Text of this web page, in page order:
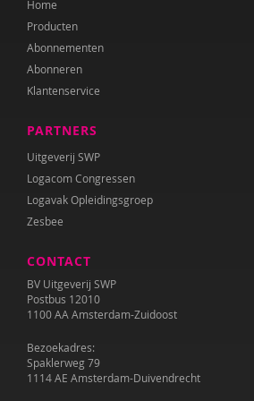
Juul Klarenbeek
Katrien van Laere
Lien Van Laere
Irma Land
Leontien Noorlander
Mandy Pijl
Elke van Riel
Ellen Rutgeerts
Pauline Slot
Home
Producten
Abonnementen
Abonneren
Klantenservice
PARTNERS
Uitgeverij SWP
Logacom Congressen
Logavak Opleidingsgroep
Zesbee
CONTACT
BV Uitgeverij SWP
Postbus 12010
1100 AA Amsterdam-Zuidoost
Bezoekadres:
Spaklerweg 79
1114 AE Amsterdam-Duivendrecht